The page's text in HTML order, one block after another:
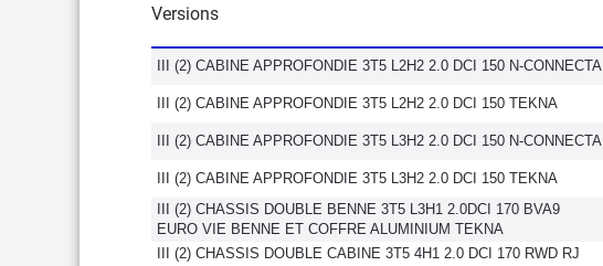
Versions
III (2) CABINE APPROFONDIE 3T5 L2H2 2.0 DCI 150 N-CONNECTA
III (2) CABINE APPROFONDIE 3T5 L2H2 2.0 DCI 150 TEKNA
III (2) CABINE APPROFONDIE 3T5 L3H2 2.0 DCI 150 N-CONNECTA
III (2) CABINE APPROFONDIE 3T5 L3H2 2.0 DCI 150 TEKNA
III (2) CHASSIS DOUBLE BENNE 3T5 L3H1 2.0DCI 170 BVA9
EURO VIE BENNE ET COFFRE ALUMINIUM TEKNA
III (2) CHASSIS DOUBLE CABINE 3T5 4H1 2.0 DCI 170 RWD RJ